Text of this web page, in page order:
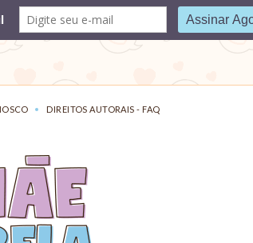
DIREITOS AUTORAIS - FAQ